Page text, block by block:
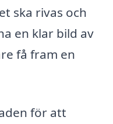
ska rivas och
en klar bild av
få fram en
för att